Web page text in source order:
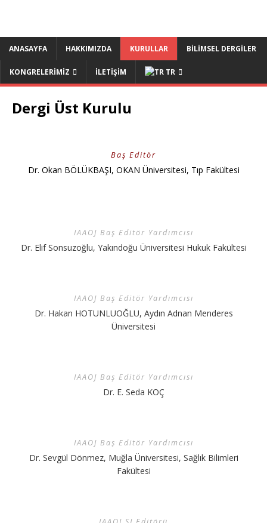
ANASAYFA HAKKIMIZDA KURULLAR BİLİMSEL DERGİLER
KONGRELERİMİZ İLETİŞİM TR
Dergi Üst Kurulu
Baş Editör
Dr. Okan BÖLÜKBAŞI, OKAN Üniversitesi, Tıp Fakültesi
IAAOJ Baş Editör Yardımcısı
Dr. Elif Sonsuzoğlu, Yakındoğu Üniversitesi Hukuk Fakültesi
IAAOJ Baş Editör Yardımcısı
Dr. Hakan HOTUNLUOĞLU, Aydın Adnan Menderes
Üniversitesi
IAAOJ Baş Editör Yardımcısı
Dr. E. Seda KOÇ
IAAOJ Baş Editör Yardımcısı
Dr. Sevgül Dönmez, Muğla Üniversitesi, Sağlık Bilimleri
Fakültesi